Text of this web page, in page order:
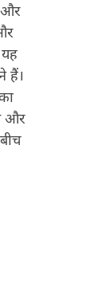
और
यह
हैं।
और